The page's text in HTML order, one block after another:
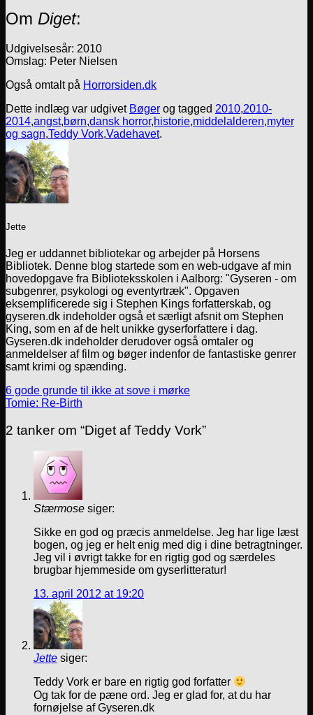
Om Diget:
Udgivelsesår: 2010
Omslag: Peter Nielsen
Også omtalt på Horrorsiden.dk
Dette indlæg var udgivet Bøger og tagged 2010,2010-
2014,angst,børn,dansk horror,historie,middelalderen,myter
og sagn,Teddy Vork,Vadehavet.
Jette
Jeg er uddannet bibliotekar og arbejder på Horsens
Bibliotek. Denne blog startede som en web-udgave af min
hovedopgave fra Biblioteksskolen i Aalborg: "Gyseren - om
subgenrer, psykologi og eventyrtræk". Opgaven
eksemplificerede sig i Stephen Kings forfatterskab, og
gyseren.dk indeholder også et særligt afsnit om Stephen
King, som en af de helt unikke gyserforfattere i dag.
Gyseren.dk indeholder derudover også omtaler og
anmeldelser af film og bøger indenfor de fantastiske genrer
samt krimi og spænding.
6 gode grunde til ikke at sove i mørke
Tomie: Re-Birth
2 tanker om “Diget af Teddy Vork”
Stærmose siger:
Sikke en god og præcis anmeldelse. Jeg har lige læst
bogen, og jeg er helt enig med dig i dine betragtninger.
Jeg vil i øvrigt takke for en rigtig god og særdeles
brugbar hjemmeside om gyserlitteratur!
13. april 2012 at 19:20
Jette siger:
Teddy Vork er bare en rigtig god forfatter
Og tak for de pæne ord. Jeg er glad for, at du har
fornøjelse af Gyseren.dk